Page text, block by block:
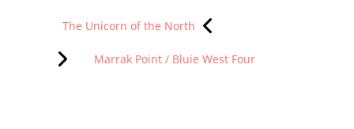
Beitragsnavigation
The Unicorn of the North
Marrak Point / Bluie West Four